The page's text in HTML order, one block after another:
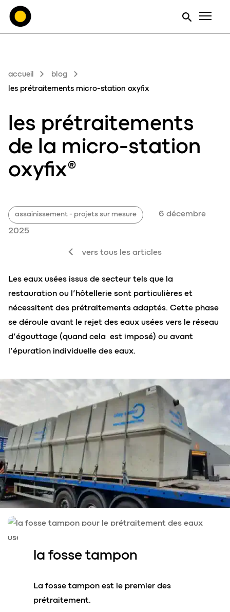
accueil
blog
les prétraitements micro-station oxyfix
les prétraitements
de la micro-station
oxyfix®
assainissement - projets sur mesure
6 décembre
2025
vers tous les articles
Les eaux usées issus de secteur tels que la
restauration ou l’hôtellerie sont particulières et
nécessitent des prétraitements adaptés. Cette phase
se déroule avant le rejet des eaux usées vers le réseau
d’égouttage (quand cela est imposé) ou avant
l’épuration individuelle des eaux.
la fosse tampon
La fosse tampon est le premier des
prétraitement.